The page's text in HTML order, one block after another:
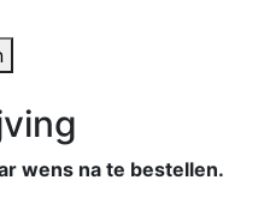
wens na te bestellen.